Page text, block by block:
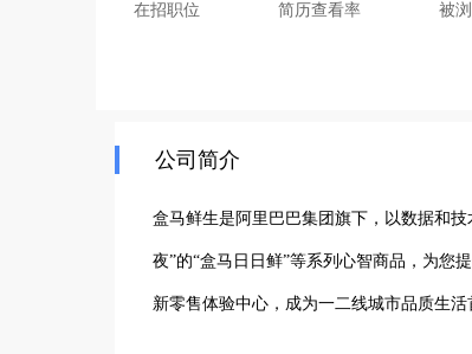
在招职位 简历查看率 被
公司简介
盒马鲜生是阿里巴巴集团旗下，以数据和
夜”的“盒马日日鲜”等系列心智商品，为您
新零售体验中心，成为一二线城市品质生